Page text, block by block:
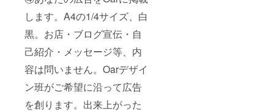
します。A4の1/4サイズ、白
黒。お店・ブログ宣伝・自
己紹介・メッセージ等、内
容は問いません。Oarデザイ
ン班がご希望に沿って広告
を創ります。出来上がった